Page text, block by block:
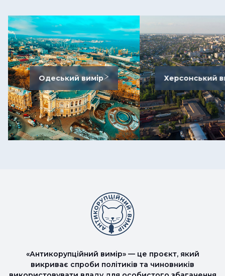
Одеський вимір Херсонський
«Антикорупційний вимір» — це проєкт, який
викриває спроби політиків та чиновників